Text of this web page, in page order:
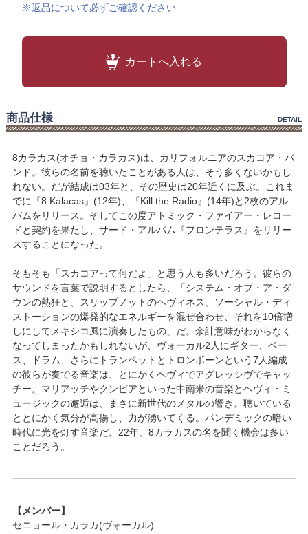
※返品について必ずご確認ください
カートへ入れる
商品仕様 DETAIL
8カラカス(オチョ・カラカス)は、カリフォルニアのスカコア・バ
ンド。彼らの名前を聴いたことがある人は、そう多くないかもし
れない。だが結成は03年と、その歴史は20年近くに及ぶ。これま
でに『8 Kalacas』(12年)、『Kill the Radio』(14年)と2枚のアル
バムをリリース。そしてこの度アトミック・ファイアー・レコー
ドと契約を果たし、サード・アルバム『フロンテラス』をリリー
スすることになった。
そもそも「スカコアって何だよ」と思う人も多いだろう。彼らの
サウンドを言葉で説明するとしたら、「システム・オブ・ア・ダ
ウンの熱狂と、スリップノットのヘヴィネス、ソーシャル・ディ
ストーションの爆発的なエネルギーを混ぜ合わせ、それを10倍増
しにしてメキシコ風に演奏したもの」だ。余計意味がわからなく
なってしまったかもしれないが、ヴォーカル2人にギター、ベー
ス、ドラム、さらにトランペットとトロンボーンという7人編成
の彼らが奏でる音楽は、とにかくヘヴィでアグレッシヴでキャッ
チー。マリアッチやクンビアといった中南米の音楽とヘヴィ・ミ
ュージックの邂逅は、まさに新世代のメタルの響き。聴いている
ととにかく気分が高揚し、力が湧いてくる。パンデミックの暗い
時代に光を灯す音楽だ。22年、8カラカスの名を聞く機会は多い
ことだろう。
【メンバー】
セニョール・カラカ(ヴォーカル)